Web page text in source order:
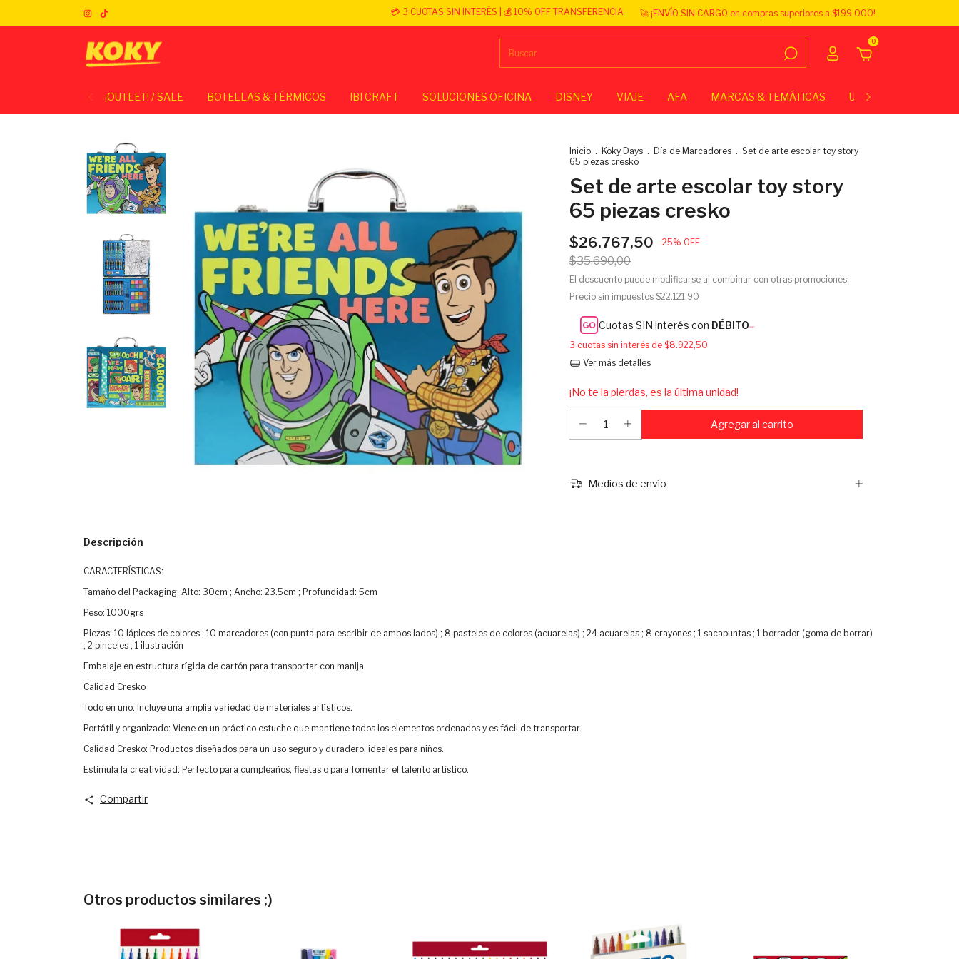
💳 3 CUOTAS SIN INTERÉS | 💰 10% OFF TRANSFERENCIA 🚀 ¡ENVÍO SIN CARGO en compras superiores a $199.000!
0
¡OUTLET! / SALE BOTELLAS & TÉRMICOS IBI CRAFT SOLUCIONES OFICINA DISNEY VIAJE AFA MARCAS & TEMÁTICAS UNIVERSITARIO
Inicio . Koky Days . Día de Marcadores . Set de arte escolar toy story
65 piezas cresko
Set de arte escolar toy story
65 piezas cresko
$26.767,50 -25% OFF
$35.690,00
El descuento puede modificarse al combinar con otras promociones.
Precio sin impuestos $22.121,90
Cuotas SIN interés con DÉBITO
3 cuotas sin interés de $8.922,50
Ver más detalles
¡No te la pierdas, es la última unidad!
Medios de envío
Descripción
CARACTERÍSTICAS:
Tamaño del Packaging: Alto: 30cm ; Ancho: 23.5cm ; Profundidad: 5cm
Peso: 1000grs
Piezas: 10 lápices de colores ; 10 marcadores (con punta para escribir de ambos lados) ; 8 pasteles de colores (acuarelas) ; 24 acuarelas ; 8 crayones ; 1 sacapuntas ; 1 borrador (goma de borrar)
; 2 pinceles ; 1 ilustración
Embalaje en estructura rígida de cartón para transportar con manija.
Calidad Cresko
Todo en uno: Incluye una amplia variedad de materiales artísticos.
Portátil y organizado: Viene en un práctico estuche que mantiene todos los elementos ordenados y es fácil de transportar.
Calidad Cresko: Productos diseñados para un uso seguro y duradero, ideales para niños.
Estimula la creatividad: Perfecto para cumpleaños, fiestas o para fomentar el talento artístico.
Compartir
Otros productos similares ;)